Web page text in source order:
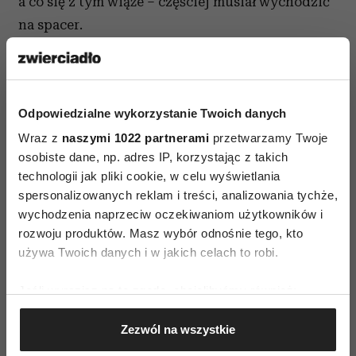
Odpowiedzialne wykorzystanie Twoich danych
Wraz z naszymi 1022 partnerami przetwarzamy Twoje
osobiste dane, np. adres IP, korzystając z takich
technologii jak pliki cookie, w celu wyświetlania
spersonalizowanych reklam i treści, analizowania tychże,
wychodzenia naprzeciw oczekiwaniom użytkowników i
rozwoju produktów. Masz wybór odnośnie tego, kto
używa Twoich danych i w jakich celach to robi.
Gromadzić dane dotyczące Twojej lokalizacji
geograficznej z dokładnością nawet do kilku metrów
Identyfikować Twoje urządzenie, aktywnie
Zezwól na wszystkie
na spacer.
Czytaj także